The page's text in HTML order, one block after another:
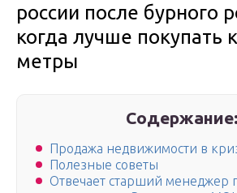
россии после бурного
когда лучше покупать
метры
Содержание:
Продажа недвижимости в
Полезные советы
Отвечает старший менеджер